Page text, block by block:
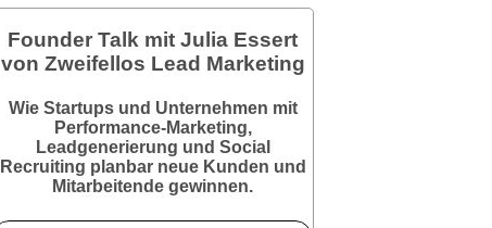
Founder Talk mit Julia Essert
von Zweifellos Lead Marketing
Wie Startups und Unternehmen mit
Performance-Marketing,
Leadgenerierung und Social
Recruiting planbar neue Kunden und
Mitarbeitende gewinnen.